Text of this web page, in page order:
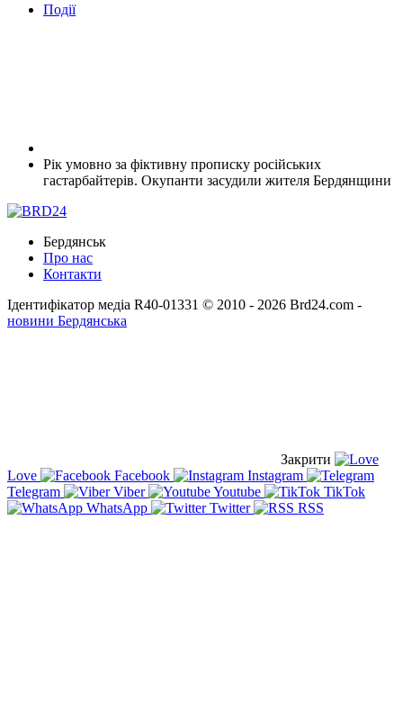
Події
Рік умовно за фіктивну прописку російських
гастарбайтерів. Окупанти засудили жителя Бердянщини
Бердянськ
Про нас
Контакти
Ідентифікатор медіа R40-01331 © 2010 - 2026 Brd24.com -
новини Бердянська
Закрити
Love
Facebook
Instagram
Telegram
Viber Youtube
TikTok
WhatsApp
Twitter RSS